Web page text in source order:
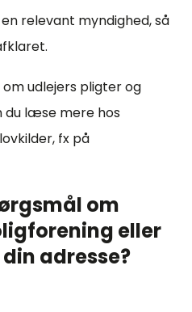
relevant myndighed, så
udlejers pligter og
du læse mere hos
fx på
om
eller
adresse?